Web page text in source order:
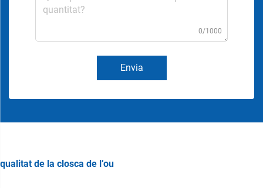
0/1000
Envia
qualitat de la closca de l’ou